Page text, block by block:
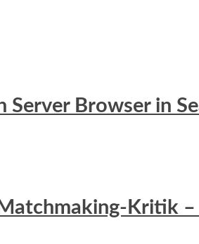
Server Browser in
Kritik